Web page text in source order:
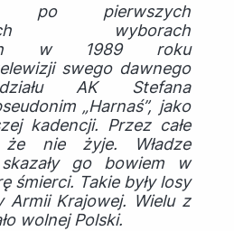
po pierwszych
wyborach
w 1989 roku
swego dawnego
AK Stefana
„Harnaś”, jako
kadencji. Przez całe
że nie żyje. Władze
go bowiem w
śmierci. Takie były losy
Armii Krajowej. Wielu z
wolnej Polski.